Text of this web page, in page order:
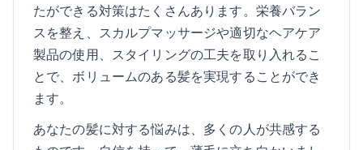
たができる対策はたくさんあります。栄養バラン
スを整え、スカルプマッサージや適切なヘアケア
製品の使用、スタイリングの工夫を取り入れるこ
とで、ボリュームのある髪を実現することができ
ます。
あなたの髪に対する悩みは、多くの人が共感する